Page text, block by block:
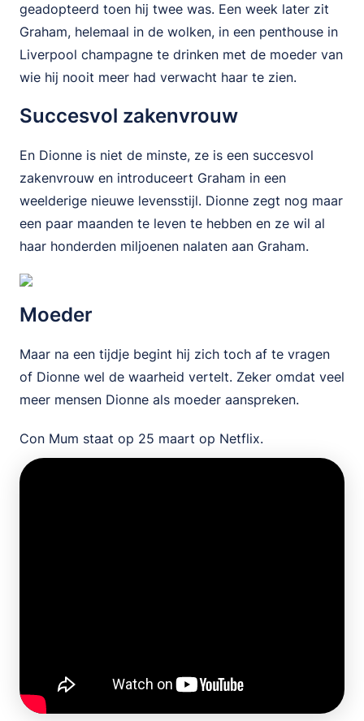
geadopteerd toen hij twee was. Een week later zit
Graham, helemaal in de wolken, in een penthouse in
Liverpool champagne te drinken met de moeder van
wie hij nooit meer had verwacht haar te zien.
Succesvol zakenvrouw
En Dionne is niet de minste, ze is een succesvol
zakenvrouw en introduceert Graham in een
weelderige nieuwe levensstijl. Dionne zegt nog maar
een paar maanden te leven te hebben en ze wil al
haar honderden miljoenen nalaten aan Graham.
Moeder
Maar na een tijdje begint hij zich toch af te vragen
of Dionne wel de waarheid vertelt. Zeker omdat veel
meer mensen Dionne als moeder aanspreken.
Con Mum staat op 25 maart op Netflix.